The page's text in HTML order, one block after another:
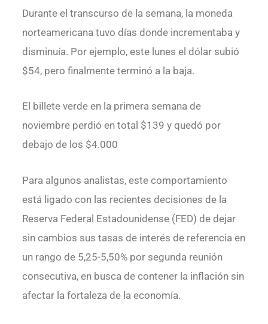
Durante el transcurso de la semana, la moneda
norteamericana tuvo días donde incrementaba y
disminuía. Por ejemplo, este lunes el dólar subió
$54, pero finalmente terminó a la baja.
El billete verde en la primera semana de
noviembre perdió en total $139 y quedó por
debajo de los $4.000
Para algunos analistas, este comportamiento
está ligado con las recientes decisiones de la
Reserva Federal Estadounidense (FED) de dejar
sin cambios sus tasas de interés de referencia en
un rango de 5,25-5,50% por segunda reunión
consecutiva, en busca de contener la inflación sin
afectar la fortaleza de la economía.